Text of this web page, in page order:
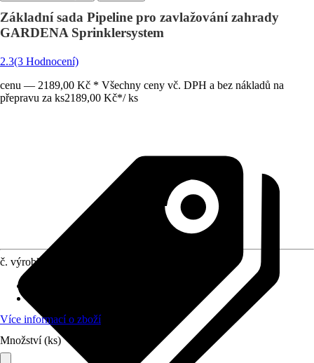
Základní sada Pipeline pro zavlažování zahrady
GARDENA Sprinklersystem
2.3(3 Hodnocení)
cenu — 2189,00 Kč * Všechny ceny vč. DPH a bez nákladů na
přepravu za ks2189,00 Kč*/ ks
č. výrobku
Více informací o zboží
Množství (ks)